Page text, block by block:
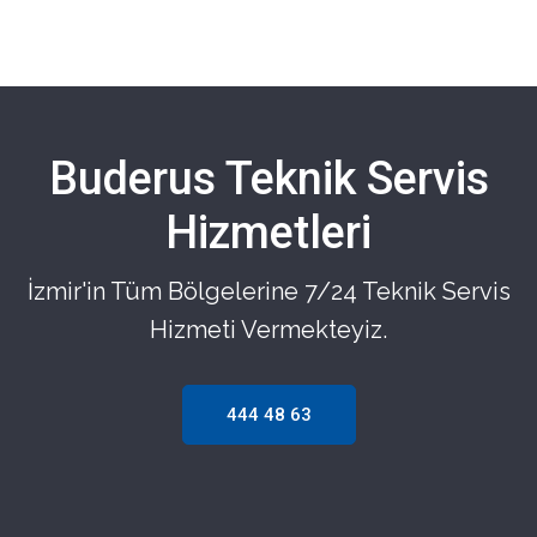
Buderus Teknik Servis
Hizmetleri
İzmir'in Tüm Bölgelerine 7/24 Teknik Servis
Hizmeti Vermekteyiz.
444 48 63